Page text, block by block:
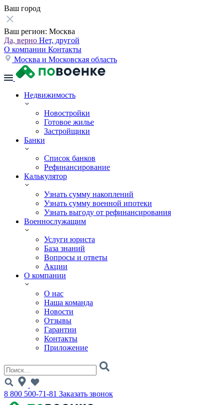
Ваш город
Ваш регион: Москва
Да, верно Нет, другой
О компании Контакты
Москва и Московская область
Недвижимость
Новостройки
Готовое жилье
Застройщики
Банки
Список банков
Рефинансирование
Калькулятор
Узнать сумму накоплений
Узнать сумму военной ипотеки
Узнать выгоду от рефинансирования
Военнослужащим
Услуги юриста
База знаний
Вопросы и ответы
Акции
О компании
О нас
Наша команда
Новости
Отзывы
Гарантии
Контакты
Приложение
8 800 500-71-81 Заказать звонок